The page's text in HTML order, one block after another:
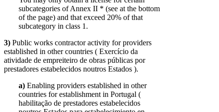
subcategories of Annex II * (see at the bottom
of the page) and that exceed 20% of that
subcategory in class 1.
3) Public works contractor activity for providers
established in other countries ( Exercício da
atividade de empreiteiro de obras públicas por
prestadores estabelecidos noutros Estados ).
a) Enabling providers established in other
countries for establishment in Portugal (
habilitação de prestadores estabelecidos